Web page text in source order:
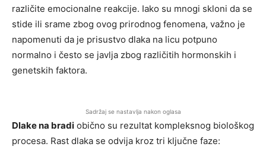
različite emocionalne reakcije. Iako su mnogi skloni da se
stide ili srame zbog ovog prirodnog fenomena, važno je
napomenuti da je prisustvo dlaka na licu potpuno
normalno i često se javlja zbog različitih hormonskih i
genetskih faktora.
Sadržaj se nastavlja nakon oglasa
Dlake na bradi obično su rezultat kompleksnog biološkog
procesa. Rast dlaka se odvija kroz tri ključne faze: